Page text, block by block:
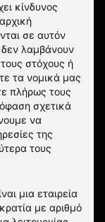
κίνδυνος
σε αυτόν
δεν λαμβάνουν
στόχους ή
τα νομικά μας
πλήρως τους
σχετικά
να
της
τους
μια εταιρεία
με αριθμό